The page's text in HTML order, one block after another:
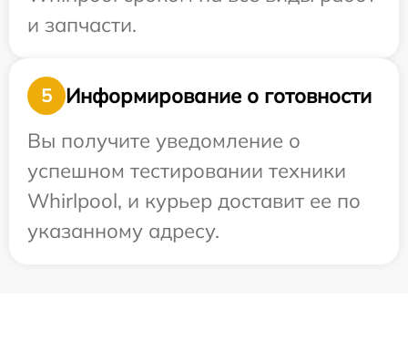
и запчасти.
5
Информирование о готовности
Вы получите уведомление о
успешном тестировании техники
Whirlpool, и курьер доставит ее по
указанному адресу.